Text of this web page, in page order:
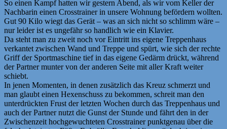
So einen Kampf hatten wir gestern Abend, als wir vom Keller der
Nachbarin einen Crosstrainer in unsere Wohnung befördern wollten.
Gut 90 Kilo wiegt das Gerät – was an sich nicht so schlimm wäre –
nur leider ist es ungefähr so handlich wie ein Klavier.
Da steht man zu zweit noch vor Eintritt ins eigene Treppenhaus
verkantet zwischen Wand und Treppe und spürt, wie sich der rechte
Griff der Sportmaschine tief in das eigene Gedärm drückt, während
der Partner munter von der anderen Seite mit aller Kraft weiter
schiebt.
In jenen Momenten, in denen zusätzlich das Kreuz schmerzt und
man glaubt einen Hexenschuss zu bekommen, schreit man den
unterdrückten Frust der letzten Wochen durch das Treppenhaus und
auch der Partner nutzt die Gunst der Stunde und fährt den in der
Zwischenzeit hochgewuchteten Crosstrainer punktgenau über die